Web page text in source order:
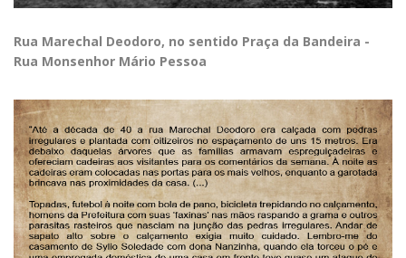
Rua Marechal Deodoro, no sentido Praça da Bandeira -
Rua Monsenhor Mário Pessoa